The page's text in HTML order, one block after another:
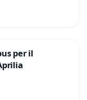
per il